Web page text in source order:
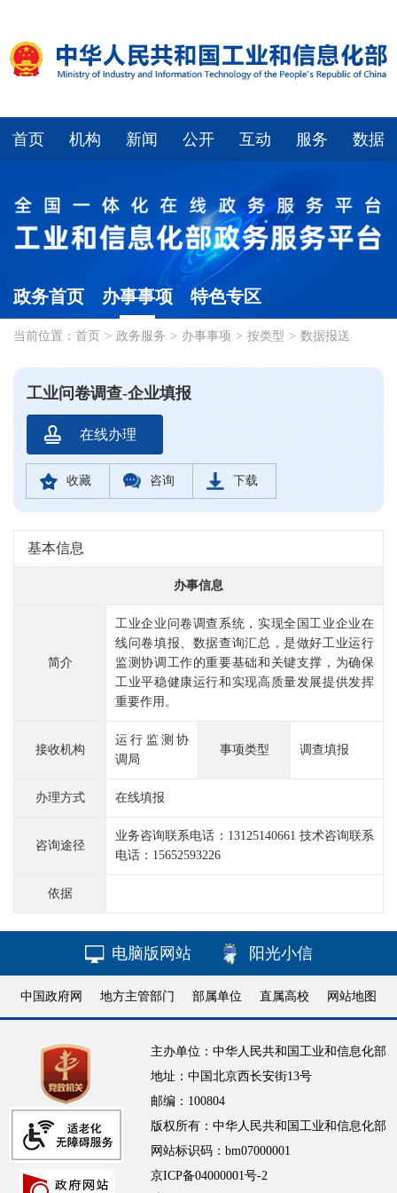
首页 机构 新闻 公开 互动 服务 数据
政务首页 办事事项 特色专区
当前位置： 首页 > 政务服务 > 办事事项 > 按类型 > 数据报送
工业问卷调查-企业填报
在线办理
收藏 咨询 下载
基本信息
办事信息
简介
工业企业问卷调查系统，实现全国工业企业在
线问卷填报、数据查询汇总，是做好工业运行
监测协调工作的重要基础和关键支撑，为确保
工业平稳健康运行和实现高质量发展提供发挥
重要作用。
接收机构
运行监测协
调局
事项类型 调查填报
办理方式 在线填报
咨询途径
业务咨询联系电话：13125140661 技术咨询联系
电话：15652593226
依据
电脑版网站 阳光小信
中国政府网 地方主管部门 部属单位 直属高校 网站地图
主办单位：中华人民共和国工业和信息化部
地址：中国北京西长安街13号
邮编：100804
版权所有：中华人民共和国工业和信息化部
网站标识码：bm07000001
京ICP备04000001号-2